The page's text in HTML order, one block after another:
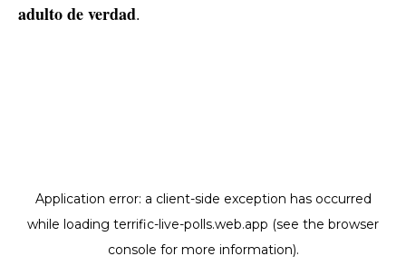
adulto de verdad.